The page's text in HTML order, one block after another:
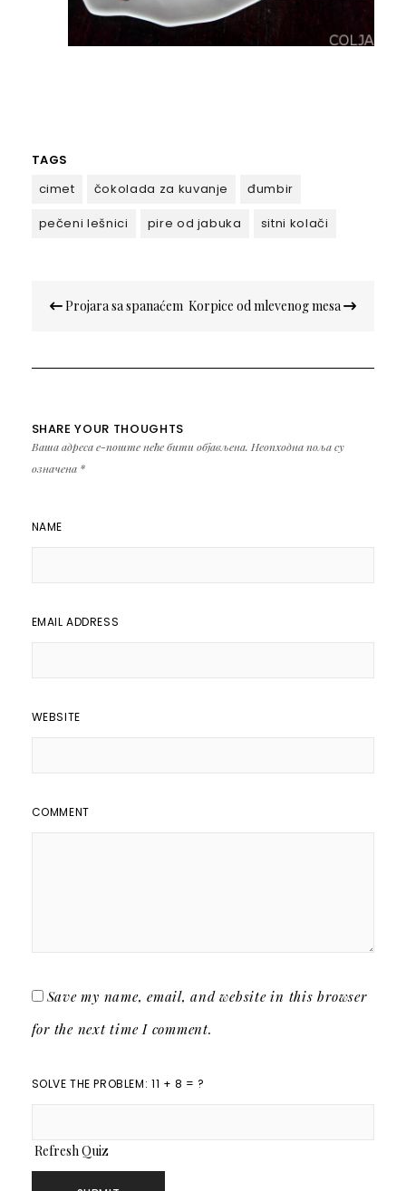
TAGS
cimet
čokolada za kuvanje
đumbir
pečeni lešnici
pire od jabuka sitni kolači
чланка
Projara sa spanaćem Korpice od mlevenog mesa
SHARE YOUR THOUGHTS
Ваша адреса е-поште неће бити објављена. Неопходна поља су
означена *
NAME
EMAIL ADDRESS
WEBSITE
COMMENT
Save my name, email, and website in this browser
for the next time I comment.
SOLVE THE PROBLEM: 11 + 8 = ?
Refresh Quiz